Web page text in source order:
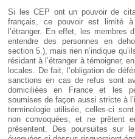
Si les CEP ont un pouvoir de
français, ce pouvoir est limité à
l’étranger. En effet, les membres
entendre des personnes en
section 5.), mais rien n’indique
résidant à l’étranger à témoigner,
locales. De fait, l’obligation de
sanctions en cas de refus sont
domiciliées en France et les
soumises de façon aussi stricte à
terminologie utilisée, celles-ci
non convoquées, et ne prêtent
présentent. Des poursuites sur